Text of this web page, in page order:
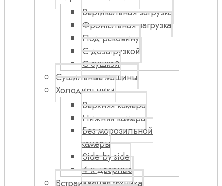
Вертикальная загрузка
Фронтальная загрузка
Под раковину
С дозагрузкой
С сушкой
Сушильные машины
Холодильники
Верхняя камера
Нижняя камера
Без морозильной
камеры
Side by side
4-х дверные
Встраиваемая техника